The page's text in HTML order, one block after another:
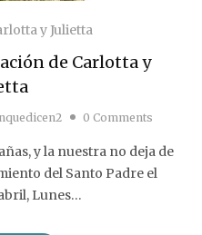
y Julietta
de Carlotta y
0 Comments
y la nuestra no deja de
del Santo Padre el
Lunes…